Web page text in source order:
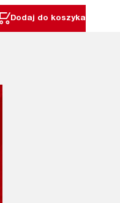
Dodaj do koszyka